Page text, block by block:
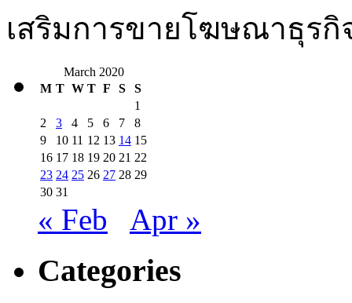
เสริมการขายโฆษณาธุรกิ
March 2020
M T W T F S
S
1
2
3 4 5 6 7
8
9
10 11 12 13 14 15
16 17 18 19 20 21 22
23 24 25 26 27 28 29
30 31
« Feb Apr »
Categories